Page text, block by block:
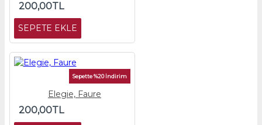
200,00TL
SEPETE EKLE
Sepette %20 İndirim
Elegie, Faure
200,00TL